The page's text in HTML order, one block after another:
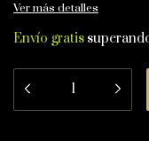
Ver más detalles
Envío gratis